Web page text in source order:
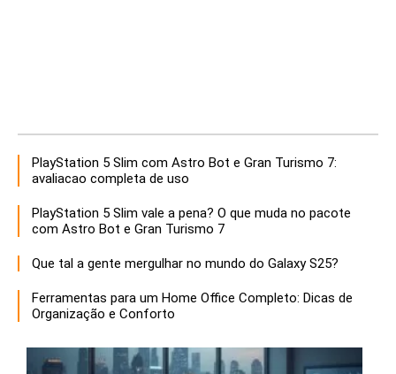
PlayStation 5 Slim com Astro Bot e Gran Turismo 7:
avaliacao completa de uso
PlayStation 5 Slim vale a pena? O que muda no pacote
com Astro Bot e Gran Turismo 7
Que tal a gente mergulhar no mundo do Galaxy S25?
Ferramentas para um Home Office Completo: Dicas de
Organização e Conforto